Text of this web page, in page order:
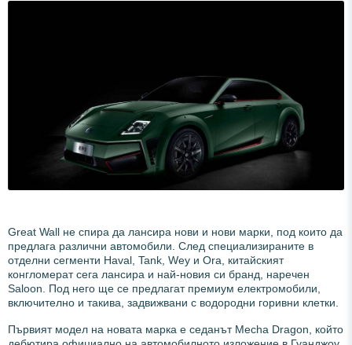
Great Wall не спира да лансира нови и нови марки, под които да
предлага различни автомобили. След специализираните в
отделни сегменти Haval, Tank, Wey и Ora, китайският
конгломерат сега лансира и най-новия си бранд, наречен
Saloon. Под него ще се предлагат премиум електромобили,
включително и такива, задвижвани с водородни горивни клетки.
Първият модел на новата марка е седанът Mecha Dragon, който